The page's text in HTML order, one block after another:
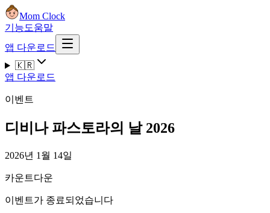
Mom Clock
기능도움말
앱 다운로드
🇰🇷
앱 다운로드
이벤트
디비나 파스토라의 날 2026
2026년 1월 14일
카운트다운
이벤트가 종료되었습니다